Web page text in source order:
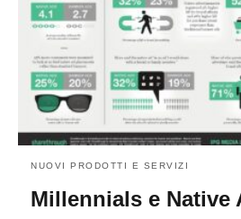
NUOVI PRODOTTI E SERVIZI
Millennials e Native